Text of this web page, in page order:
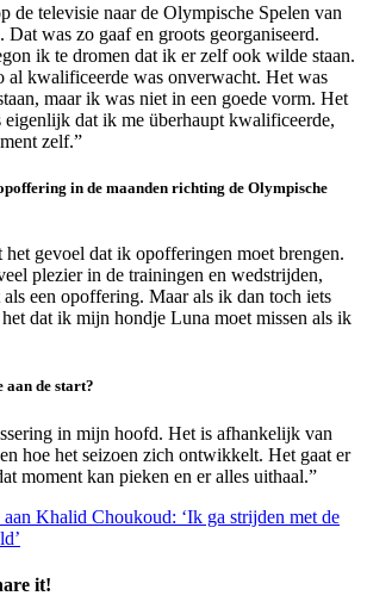
de televisie naar de Olympische Spelen van
was zo gaaf en groots georganiseerd.
ik te dromen dat ik er zelf ook wilde staan.
kwalificeerde was onverwacht. Het was
maar ik was niet in een goede vorm. Het
eigenlijk dat ik me überhaupt kwalificeerde,
zelf.”
in de maanden richting de Olympische
gevoel dat ik opofferingen moet brengen.
plezier in de trainingen en wedstrijden,
een opoffering. Maar als ik dan toch iets
dat ik mijn hondje Luna moet missen als ik
aan de start?
in mijn hoofd. Het is afhankelijk van
hoe het seizoen zich ontwikkelt. Het gaat er
moment kan pieken en er alles uithaal.”
aan Khalid Choukoud: ‘Ik ga strijden met de
it!